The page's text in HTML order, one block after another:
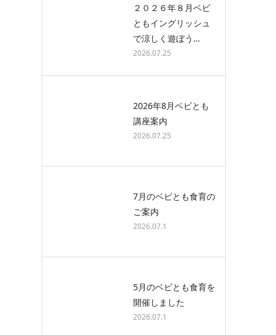
２０２６年８月ベビ
ともイングリッシュ
で涼しく遊ぼう…
2026.07.25
2026年8月ベビとも
講座案内
2026.07.25
7月のベビとも食育の
ご案内
2026.07.1
5月のベビとも食育を
開催しました
2026.07.1